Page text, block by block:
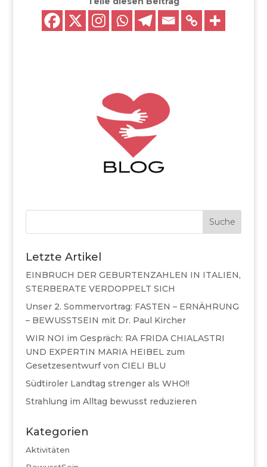
Suche
Letzte Artikel
EINBRUCH DER GEBURTENZAHLEN IN ITALIEN,
STERBERATE VERDOPPELT SICH
Unser 2. Sommervortrag: FASTEN – ERNÄHRUNG
– BEWUSSTSEIN mit Dr. Paul Kircher
WIR NOI im Gespräch: RA FRIDA CHIALASTRI
UND EXPERTIN MARIA HEIBEL zum
Gesetzesentwurf von CIELI BLU
Südtiroler Landtag strenger als WHO!!
Strahlung im Alltag bewusst reduzieren
Kategorien
Aktivitäten